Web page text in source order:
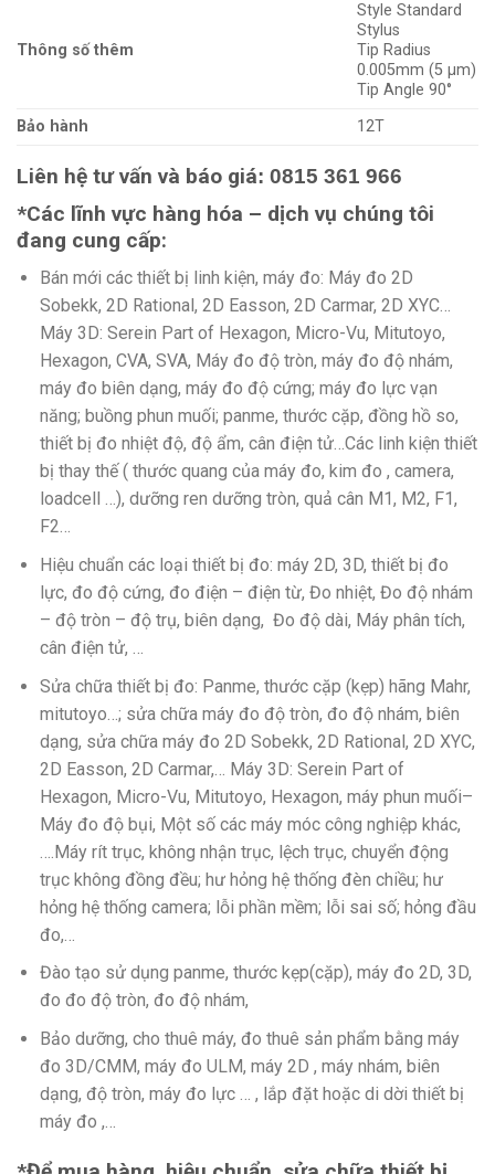
Thông số thêm
Style Standard
Stylus
Tip Radius
0.005mm (5 µm)
Tip Angle 90°
Bảo hành
12T
Liên hệ tư vấn và báo giá: 0815 361 966
*Các lĩnh vực hàng hóa – dịch vụ chúng tôi
đang cung cấp:
Bán mới các thiết bị linh kiện, máy đo: Máy đo 2D
Sobekk, 2D Rational, 2D Easson, 2D Carmar, 2D XYC…
Máy 3D: Serein Part of Hexagon, Micro-Vu, Mitutoyo,
Hexagon, CVA, SVA, Máy đo độ tròn, máy đo độ nhám,
máy đo biên dạng, máy đo độ cứng; máy đo lực vạn
năng; buồng phun muối; panme, thước cặp, đồng hồ so,
thiết bị đo nhiệt độ, độ ẩm, cân điện tử…Các linh kiện thiết
bị thay thế ( thước quang của máy đo, kim đo , camera,
loadcell …), dưỡng ren dưỡng tròn, quả cân M1, M2, F1,
F2…
Hiệu chuẩn các loại thiết bị đo: máy 2D, 3D, thiết bị đo
lực, đo độ cứng, đo điện – điện từ, Đo nhiệt, Đo độ nhám
– độ tròn – độ trụ, biên dạng, Đo độ dài, Máy phân tích,
cân điện tử, …
Sửa chữa thiết bị đo: Panme, thước cặp (kẹp) hãng Mahr,
mitutoyo…; sửa chữa máy đo độ tròn, đo độ nhám, biên
dạng, sửa chữa máy đo 2D Sobekk, 2D Rational, 2D XYC,
2D Easson, 2D Carmar,… Máy 3D: Serein Part of
Hexagon, Micro-Vu, Mitutoyo, Hexagon, máy phun muối–
Máy đo độ bụi, Một số các máy móc công nghiệp khác,
….Máy rít trục, không nhận trục, lệch trục, chuyển động
trục không đồng đều; hư hỏng hệ thống đèn chiều; hư
hỏng hệ thống camera; lỗi phần mềm; lỗi sai số; hỏng đầu
đo,…
Đào tạo sử dụng panme, thước kẹp(cặp), máy đo 2D, 3D,
đo đo độ tròn, đo độ nhám,
Bảo dưỡng, cho thuê máy, đo thuê sản phẩm bằng máy
đo 3D/CMM, máy đo ULM, máy 2D , máy nhám, biên
dạng, độ tròn, máy đo lực … , lắp đặt hoặc di dời thiết bị
máy đo ,…